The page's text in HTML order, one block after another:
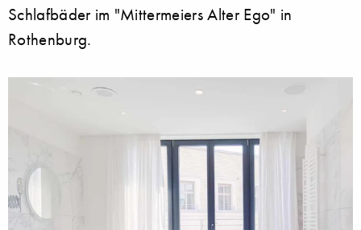
Schlafbäder im "Mittermeiers Alter Ego" in
Rothenburg.